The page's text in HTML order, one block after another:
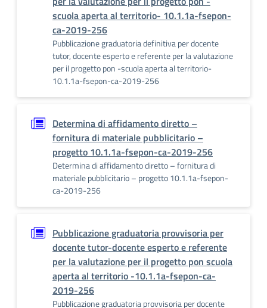
scuola aperta al territorio- 10.1.1a-fsepon-
ca-2019-256
Pubblicazione graduatoria definitiva per docente
tutor, docente esperto e referente per la valutazione
per il progetto pon -scuola aperta al territorio-
10.1.1a-fsepon-ca-2019-256
Determina di affidamento diretto –
fornitura di materiale pubblicitario –
progetto 10.1.1a-fsepon-ca-2019-256
Determina di affidamento diretto – fornitura di
materiale pubblicitario – progetto 10.1.1a-fsepon-
ca-2019-256
Pubblicazione graduatoria provvisoria per
docente tutor-docente esperto e referente
per la valutazione per il progetto pon scuola
aperta al territorio -10.1.1a-fsepon-ca-
2019-256
Pubblicazione graduatoria provvisoria per docente